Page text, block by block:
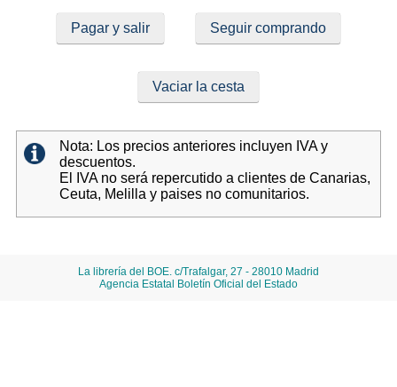
Pagar y salir Seguir comprando
Vaciar la cesta
Nota: Los precios anteriores incluyen IVA y
descuentos.
El IVA no será repercutido a clientes de Canarias,
Ceuta, Melilla y paises no comunitarios.
La librería del BOE. c/Trafalgar, 27 - 28010 Madrid
Agencia Estatal Boletín Oficial del Estado